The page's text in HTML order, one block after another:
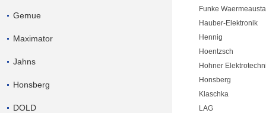
Gemue
Maximator
Jahns
Honsberg
DOLD
Funke
Hauber-Elektronik
Hennig
Hoentzsch
Hohner
Honsberg
Klaschka
LAG